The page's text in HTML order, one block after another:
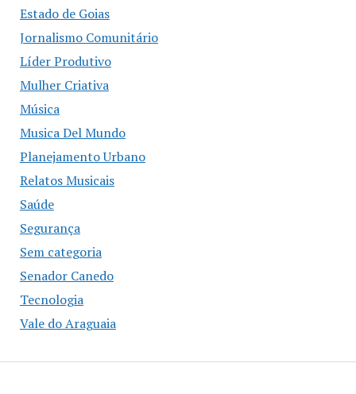
Estado de Goias
Jornalismo Comunitário
Líder Produtivo
Mulher Criativa
Música
Musica Del Mundo
Planejamento Urbano
Relatos Musicais
Saúde
Segurança
Sem categoria
Senador Canedo
Tecnologia
Vale do Araguaia